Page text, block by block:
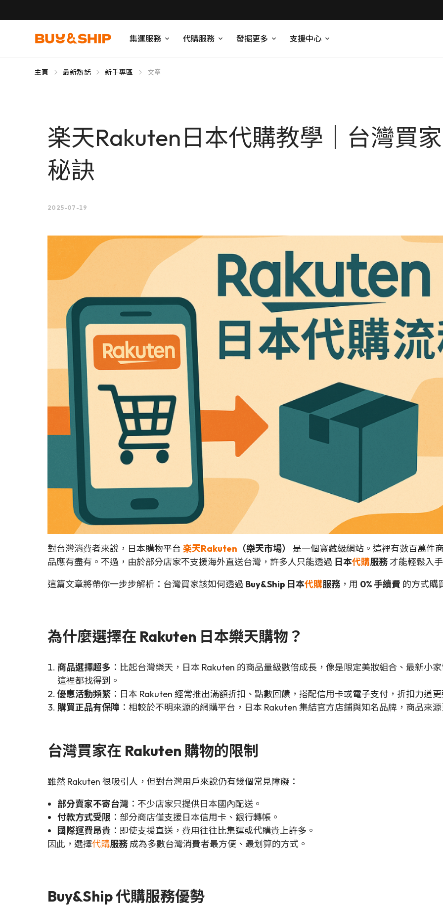
集運服務 代購服務 發掘更多 支援中心
主頁 最新熱話 新手專區 文章
楽天Rakuten日本代購教學｜台灣買
秘訣
2025-07-19
對台灣消費者來說，日本購物平台 楽天Rakuten （樂天市場）
是一個寶藏級網站。這裡有數百萬件
品應有盡有。不過，由於部分店家不支援海外直送台灣，許多人只能透過 日本代購服務 才能輕鬆入
這篇文章將帶你一步步解析：台灣買家該如何透過 Buy&Ship 日本代購服務 ，用 0% 手續費 的方式購
為什麼選擇在 Rakuten 日本樂天購物？
商品選擇超多 ：比起台灣樂天，日本 Rakuten 的商品量級數倍成長，像是限定美妝組合、最新小
這裡都找得到。
優惠活動頻繁 ：日本 Rakuten 經常推出滿額折扣、點數回饋，搭配信用卡或電子支付，折扣力道
購買正品有保障 ：相較於不明來源的網購平台，日本 Rakuten 集結官方店鋪與知名品牌，商品來
台灣買家在 Rakuten 購物的限制
雖然 Rakuten 很吸引人，但對台灣用戶來說仍有幾個常見障礙：
部分賣家不寄台灣 ：不少店家只提供日本國內配送。
付款方式受限 ：部分商店僅支援日本信用卡、銀行轉帳。
國際運費昂貴 ：即使支援直送，費用往往比集運或代購貴上許多。
因此，選擇代購服務 成為多數台灣消費者最方便、最划算的方式。
Buy&Ship 代購服務優勢